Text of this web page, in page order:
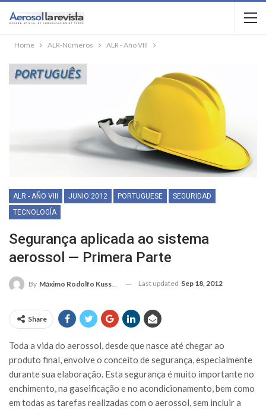
Home ALR-Números ALR - Año VIII
ALR - AÑO VIII JUNIO 2012 PORTUGUESE
SEGURIDAD
TECNOLOGÍA
Segurança aplicada ao sistema
aerossol — Primera Parte
By Máximo Rodolfo Kusselewski Last updated Sep 18, 2012
Share
Toda a vida do aerossol, desde que nasce até chegar ao
produto final, envolve o conceito de segurança, especialmente
durante sua elaboração. Esta segurança é muito importante no
enchimento, na gaseificação e no acondicionamento, bem como
em todas as tarefas realizadas com o aerossol, sem incluir a